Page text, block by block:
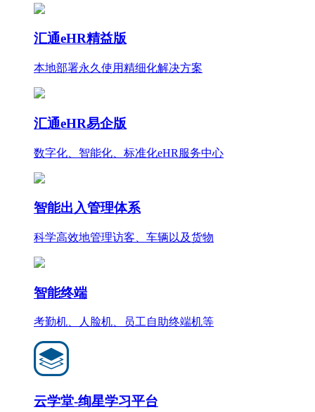
汇通eHR精益版
本地部署永久使用精细化解决方案
汇通eHR易企版
数字化、智能化、标准化eHR服务中心
智能出入管理体系
科学高效地管理访客、车辆以及货物
智能终端
考勤机、人脸机、员工自助终端机等
云学堂-绚星学习平台